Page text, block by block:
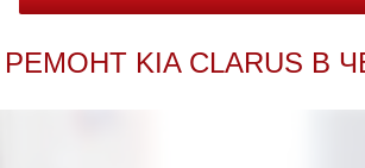
РЕМОНТ KIA CLARUS В